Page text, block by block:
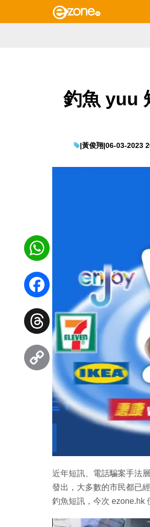
釣魚 yuu
|黃俊翔|06-03-2023
近年短訊、電話騙案手法
發出，大多數的市民都已
釣魚短訊，今次 ezone.hk
WhatsApp
Facebook
Threads
Copy
Link